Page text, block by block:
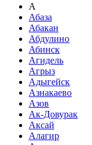
А
Абаза
Абакан
Абдулино
Абинск
Агидель
Агрыз
Адыгейск
Азнакаево
Азов
Ак-Довурак
Аксай
Алагир